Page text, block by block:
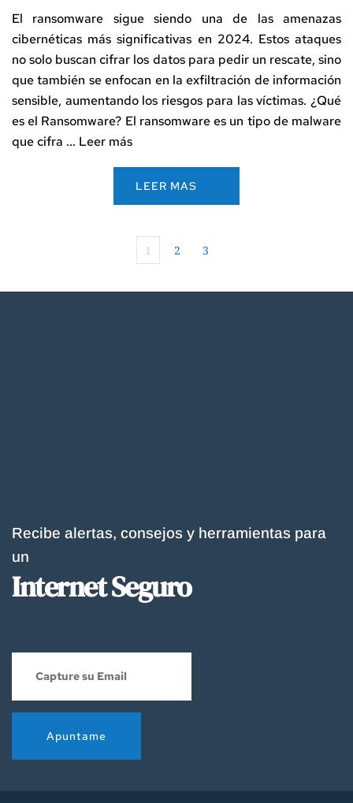
El ransomware sigue siendo una de las amenazas
cibernéticas más significativas en 2024. Estos ataques
no solo buscan cifrar los datos para pedir un rescate, sino
que también se enfocan en la exfiltración de información
sensible, aumentando los riesgos para las víctimas. ¿Qué
es el Ransomware? El ransomware es un tipo de malware
que cifra ... Leer más
LEER MAS
1 2 3
Recibe alertas, consejos y herramientas para
un
Internet Seguro
Apuntame